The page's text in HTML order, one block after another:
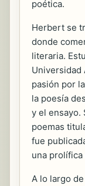
poética.
Herbert se
donde
literaria.
Universidad
pasión por
la poesía
y el ensayo.
poemas
fue
una
A lo largo